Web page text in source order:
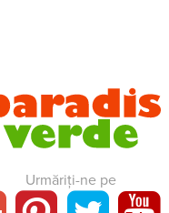
Urmăriți-ne pe